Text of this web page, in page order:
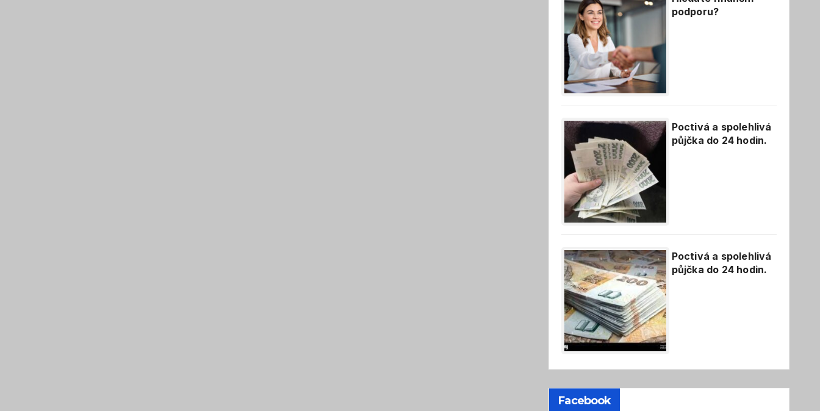
podporu?
Poctivá a spolehlivá
půjčka do 24 hodin.
Poctivá a spolehlivá
půjčka do 24 hodin.
Facebook